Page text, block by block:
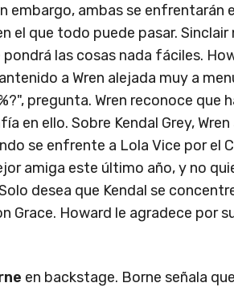
embargo, ambas se enfrentarán
el que todo puede pasar. Sinclair
las cosas nada fáciles.
a Wren alejada muy a
pregunta. Wren reconoce que
en ello. Sobre Kendal Grey,
se enfrente a Lola Vice por el
amiga este último año, y no
desea que Kendal se
Grace. Howard le agradece por
en backstage. Borne señala